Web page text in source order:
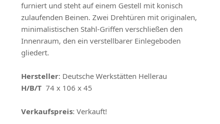
furniert und steht auf einem Gestell mit konisch
zulaufenden Beinen. Zwei Drehtüren mit originalen,
minimalistischen Stahl-Griffen verschließen den
Innenraum, den ein verstellbarer Einlegeboden
gliedert.
Hersteller: Deutsche Werkstätten Hellerau
H/B/T74 x 106 x 45
Verkaufspreis: Verkauft!